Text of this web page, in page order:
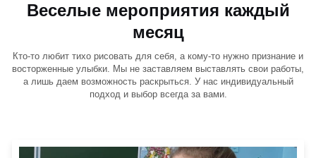
Веселые мероприятия каждый
месяц
Кто-то любит тихо рисовать для себя, а кому-то нужно признание и
восторженные улыбки. Мы не заставляем выставлять свои работы,
а лишь даем возможность раскрыться. У нас индивидуальный
подход и выбор всегда за вами.